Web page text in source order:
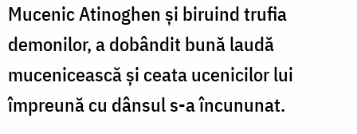
Mucenic Atinoghen şi biruind trufia
demonilor, a dobândit bună laudă
mucenicească şi ceata ucenicilor lui
împreună cu dânsul s-a încununat.